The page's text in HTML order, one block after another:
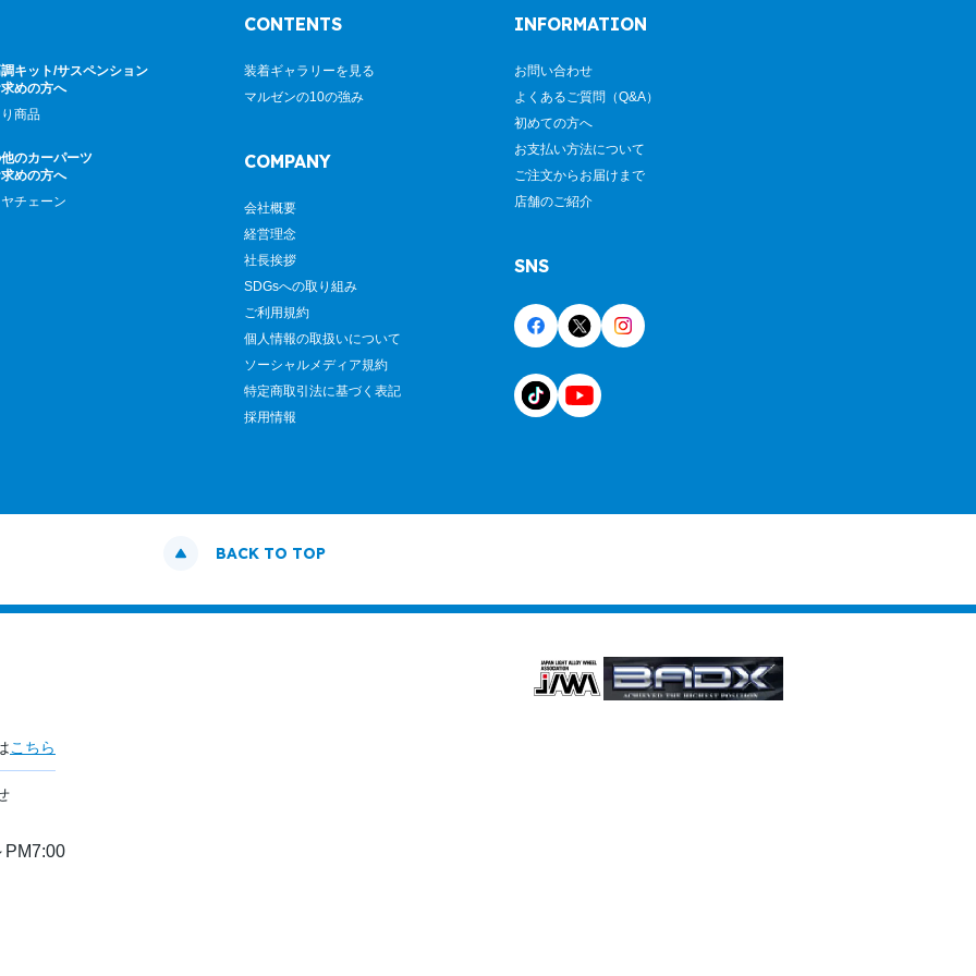
キット/サスペンション
めの方へ
商品
のカーパーツ
めの方へ
チェーン
CONTENTS
装着ギャラリーを見る
マルゼンの10の強み
COMPANY
会社概要
経営理念
社長挨拶
SDGsへの取り組み
ご利用規約
個人情報の取扱いについて
ソーシャルメディア規約
特定商取引法に基づく表記
採用情報
INFORMATION
お問い合わせ
よくあるご質問（Q&A）
初めての方へ
お支払い方法について
ご注文からお届けまで
店舗のご紹介
SNS
BACK TO TOP
こちら
PM7:00